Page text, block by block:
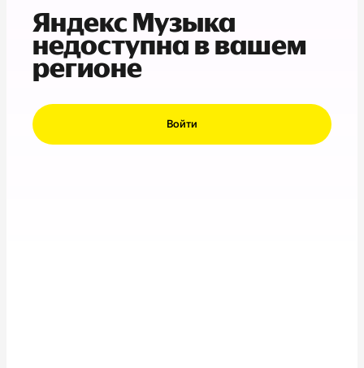
Яндекс Музыка
недоступна в вашем
регионе
Войти